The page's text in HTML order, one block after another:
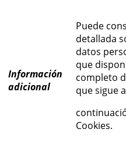
Información
adicional
Puede
detallada
datos
que
completo
que sigue a
Cookies.